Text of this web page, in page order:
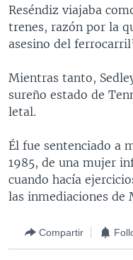
CIENCIA Y SALUD
VISIÓN 360
LAS CLAVES
AUDIONOTICIAS
BUENOS DÍAS
EL MUNDO AL DÍA
FORO [RADIO]
DEPORTIVO
NOTA ECONÓMICA
ENTRETENIMIENTO
DOCUMENTALES DE LA
SÍGANOS
Idiomas
Reséndiz viajaba
trenes, razón por la
asesino del
Mientras tanto,
sureño estado de
letal.
Él fue sentenciado a
1985, de una mujer
cuando hacía
las inmediaciones de
Compartir